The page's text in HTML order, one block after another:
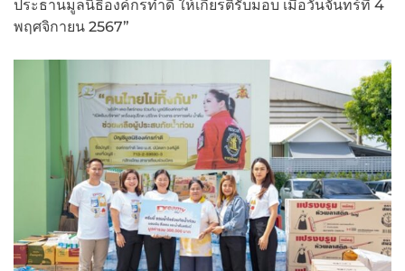
ประธานมูลนิธิองค์กรทำดี ให้เกียรติรับมอบ เมื่อวันจันทร์ที่ 4
พฤศจิกายน 2567”